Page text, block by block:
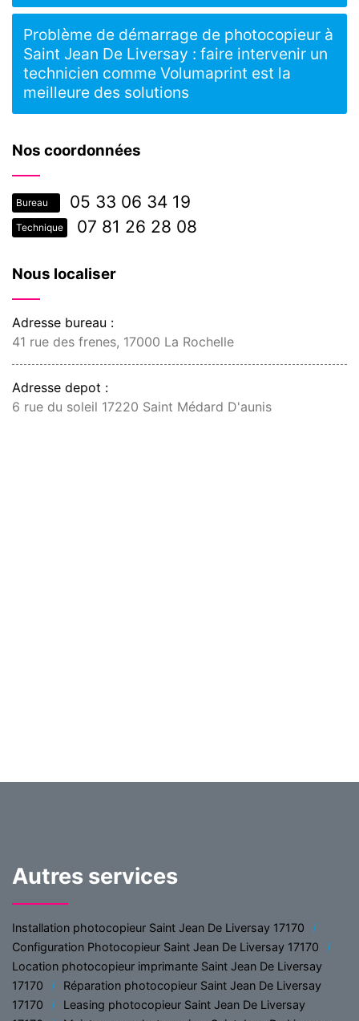
Nos coordonnées
Bureau 05 33 06 34 19
Technique 07 81 26 28 08
Nous localiser
Adresse bureau :
41 rue des frenes, 17000 La Rochelle
Adresse depot :
6 rue du soleil 17220 Saint Médard D'aunis
Problème de démarrage de photocopieur à
Saint Jean De Liversay : faire intervenir un
technicien comme Volumaprint est la
meilleure des solutions
Autres services
Installation photocopieur Saint Jean De Liversay 17170
Configuration Photocopieur Saint Jean De Liversay 17170
Location photocopieur imprimante Saint Jean De Liversay
17170
Réparation photocopieur Saint Jean De Liversay
17170
Leasing photocopieur Saint Jean De Liversay